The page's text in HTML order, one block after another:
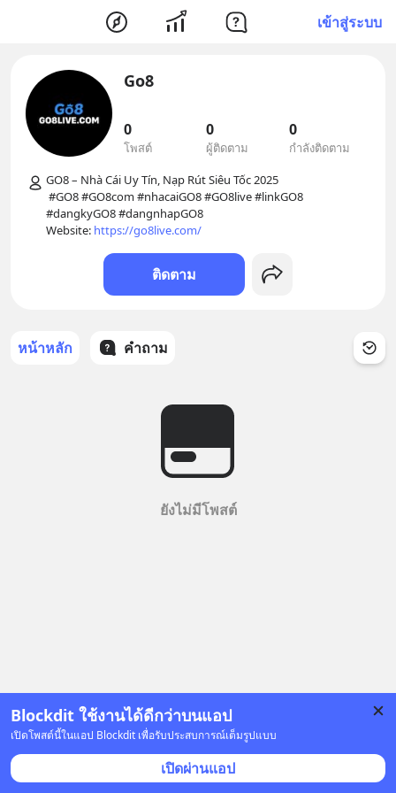
เข้าสู่ระบบ
Blockdit ใช้งานได้ดีกว่าบนแอป
เปิดโพสต์นี้ในแอป Blockdit เพื่อรับประสบการณ์เต็มรูปแบบ
เปิดผ่านแอป
Go8
0
โพสต์
0
ผู้ติดตาม
0
กำลังติดตาม
GO8 – Nhà Cái Uy Tín, Nạp Rút Siêu Tốc 2025
#GO8 #GO8com #nhacaiGO8 #GO8live #linkGO8
#dangkyGO8 #dangnhapGO8
Website: https://go8live.com/
ติดตาม
หน้าหลัก คำถาม
ยังไม่มีโพสต์